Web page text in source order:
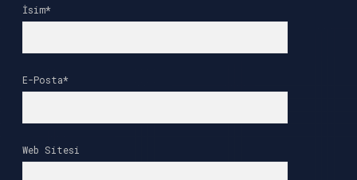
İsim*
E-Posta*
Web Sitesi